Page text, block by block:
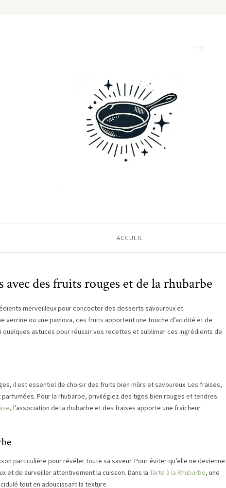
ACCUEIL
avec des fruits rouges et de la rhubarbe
merveilleux pour concocter des desserts savoureux et
verrine ou une pavlova, ces fruits apportent une touche d’acidité et de
quelques astuces pour réussir vos recettes et sublimer ces ingrédients de
il est essentiel de choisir des fruits bien mûrs et savoureux. Les fraises,
Pour la rhubarbe, privilégiez des tiges bien rouges et tendres.
, l’association de la rhubarbe et des fraises apporte une fraîcheur
particulière pour révéler toute sa saveur. Pour éviter qu’elle ne devienne
et de surveiller attentivement la cuisson. Dans la Tarte à la Rhubarbe, une
tout en adoucissant la texture.